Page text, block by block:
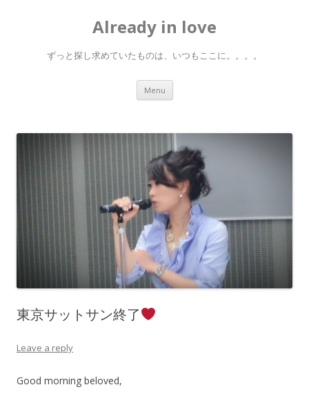
Already in love
ずっと探し求めていたものは、いつもここに。。。。
Menu Skip
content
東京サットサン終了
Leave a reply
Good morning beloved,